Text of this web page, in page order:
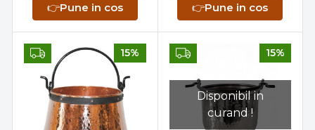
👉Pune in cos
👉Pune in cos
15%
Disponibil in
curand !
15%